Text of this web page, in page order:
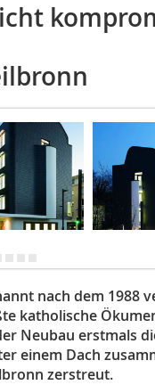
nach dem 1988
katholische
Neubau erstmals
einem Dach
zerstreut.